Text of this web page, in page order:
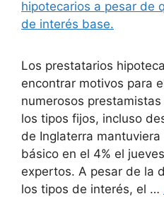
Los prestatarios
encontrar motivos para
numerosos
los tipos fijos, incluso
de Inglaterra
básico en el 4% el
expertos. A pesar de la
los tipos de interés, el …